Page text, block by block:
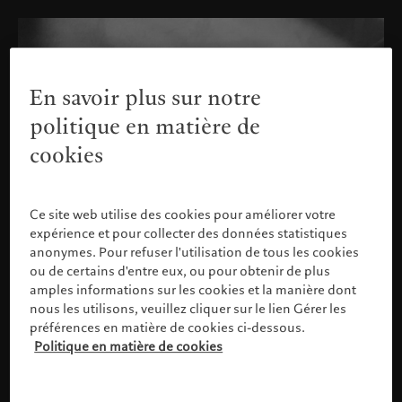
Veuillez confirmer votre profil
En savoir plus sur notre
politique en matière de
cookies
Ce site web utilise des cookies pour améliorer votre
expérience et pour collecter des données statistiques
anonymes. Pour refuser l'utilisation de tous les cookies
ou de certains d'entre eux, ou pour obtenir de plus
amples informations sur les cookies et la manière dont
nous les utilisons, veuillez cliquer sur le lien Gérer les
préférences en matière de cookies ci-dessous.
Politique en matière de cookies